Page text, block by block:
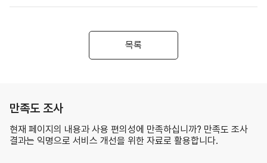
목록
만족도 조사
현재 페이지의 내용과 사용 편의성에 만족하십니까? 만족도 조사
결과는 익명으로 서비스 개선을 위한 자료로 활용합니다.